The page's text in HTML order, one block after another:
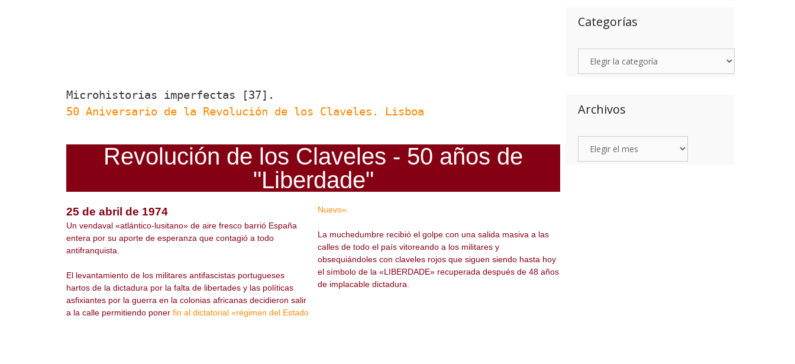
Microhistorias imperfectas [37].
50 Aniversario de la Revolución de los Claveles. Lisboa
Revolución de los Claveles - 50 años de
"Liberdade"
25 de abril de 1974
Un vendaval «atlántico-lusitano» de aire fresco barrió España
entera por su aporte de esperanza que contagió a todo
antifranquista.
El levantamiento de los militares antifascistas portugueses
hartos de la dictadura por la falta de libertades y las políticas
asfixiantes por la guerra en la colonias africanas decidieron salir
a la calle permitiendo poner fin al dictatorial «régimen del Estado
Nuevo».
La muchedumbre recibió el golpe con una salida masiva a las
calles de todo el país vitoreando a los militares y
obsequiándoles con claveles rojos que siguen siendo hasta hoy
el símbolo de la «LIBERDADE» recuperada después de 48 años
de implacable dictadura.
Categorías
Archivos